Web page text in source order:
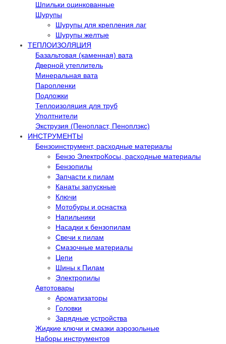
Шпильки оцинкованные
Шурупы
Шурупы для крепления лаг
Шурупы желтые
ТЕПЛОИЗОЛЯЦИЯ
Базальтовая (каменная) вата
Дверной утеплитель
Минеральная вата
Паропленки
Подложки
Теплоизоляция для труб
Уполтнители
Экструзия (Пенопласт, Пеноплэкс)
ИНСТРУМЕНТЫ
Бензоинструмент, расходные материалы
Бензо ЭлектроКосы, расходные материалы
Бензопилы
Запчасти к пилам
Канаты запускные
Ключи
Мотобуры и оснастка
Напильники
Насадки к бензопилам
Свечи к пилам
Смазочные материалы
Цепи
Шины к Пилам
Электропилы
Автотовары
Ароматизаторы
Головки
Зарядные устройства
Жидкие ключи и смазки аэрозольные
Наборы инструментов